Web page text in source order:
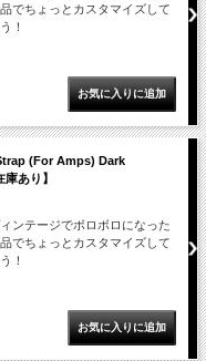
でちょっとカスタマイズして
！
(For Amps) Dark
あり】
ンテージでボロボロになった
でちょっとカスタマイズして
！